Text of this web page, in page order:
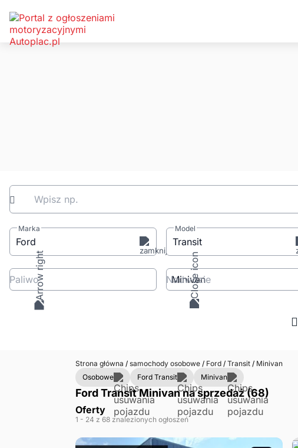
Wpisz np.
Marka
Ford
Model
Transit
Paliwo Nadwozie
Strona główna /samochody osobowe /Ford /Transit /Minivan
Osobowe
Ford Transit Minivan
Ford Transit Minivan na sprzedaż (68)
Oferty
1 - 24 z 68 znalezionych ogłoszeń